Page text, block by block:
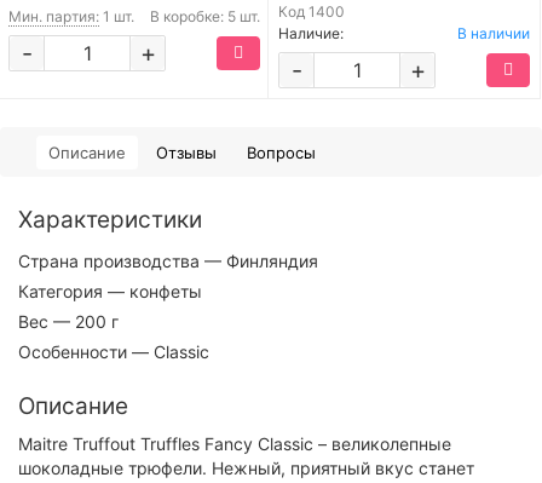
Мин. партия: 1 шт. В коробке: 5 шт.
+
-
Код 1400
Наличие:
В наличии
+
-
Описание Отзывы Вопросы
Характеристики
Страна производства — Финляндия
Категория — конфеты
Вес — 200 г
Особенности — Classic
Описание
Maitre Truffout Truffles Fancy Classic – великолепные
шоколадные трюфели. Нежный, приятный вкус станет